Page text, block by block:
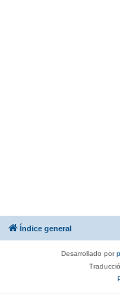
Índice general
Desarrollado por